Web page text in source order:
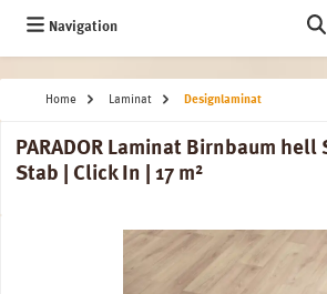
Navigation
Home Laminat Designlaminat
PARADOR Laminat Birnbaum
Stab | Click In | 17 m²
Bildergalerie überspringen